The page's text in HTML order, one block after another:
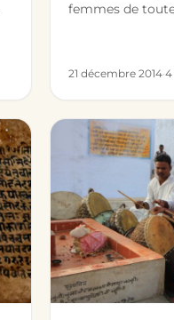
femmes de
21 décembre 2014·